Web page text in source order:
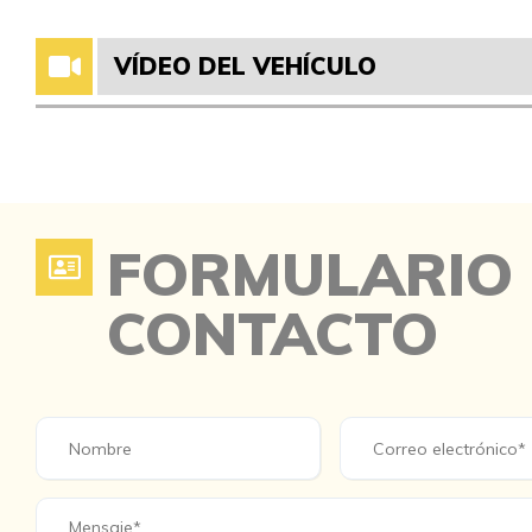
VÍDEO DEL VEHÍCULO
FORMULARIO
CONTACTO